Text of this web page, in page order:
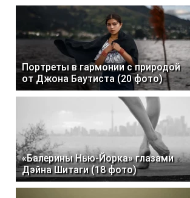
Портреты в гармонии с природой
от Джона Баутиста (20 фото)
«Балерины Нью-Йорка» глазами
Дэйна Шитаги (18 фото)